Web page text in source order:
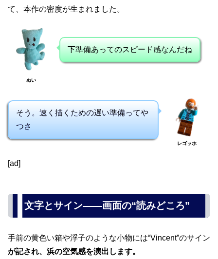
て、本作の密度が生まれました。
ぬい
下準備あってのスピード感なんだね
そう。速く描くための遅い準備ってや
つさ
レゴッホ
[ad]
文字とサイン――画面の“読みどころ”
手前の黄色い箱や浮子のような小物には“Vincent”のサイン
が記され、浜の空気感を演出します。